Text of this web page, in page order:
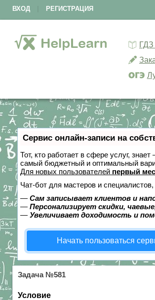
ВХОД РЕГИСТРАЦИЯ
Сервис онлайн-записи на
Тот, кто работает в сфере услуг,
самый бюджетный и оптимальный
Для новых пользователей первый
Чат-бот для мастеров и
— Сам записывает клиентов и
— Персонализирует скидки,
— Увеличивает доходимость и
Начать пользоваться
Задача №581
Условие